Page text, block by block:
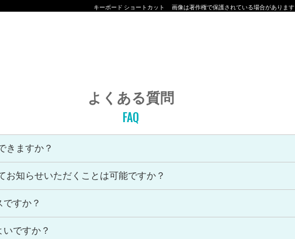
キーボード ショートカット 画像は著作権で保護されている場合があります
よくある質問
FAQ
きますか？
お知らせいただくことは可能ですか？
すか？
ですか？